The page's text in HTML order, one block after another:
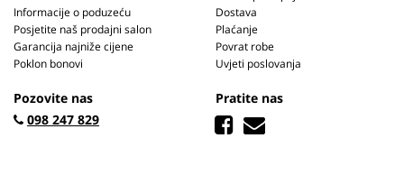
Informacije o poduzeću
Posjetite naš prodajni salon
Garancija najniže cijene
Poklon bonovi
Dostava
Plaćanje
Povrat robe
Uvjeti poslovanja
Pozovite nas
098 247 829
Pratite nas